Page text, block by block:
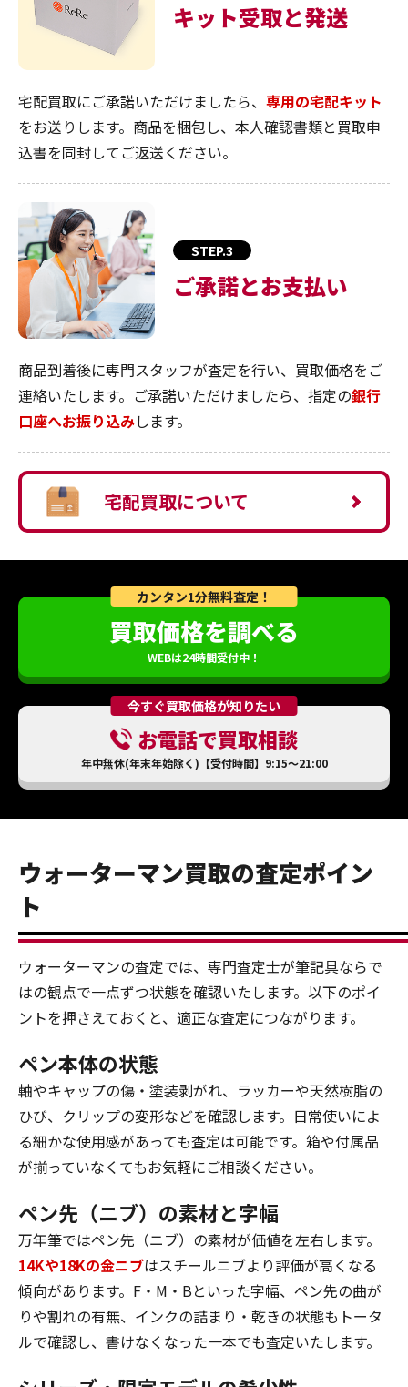
キット受取と発送
宅配買取にご承諾いただけましたら、 専用の宅配キット
をお送りします。商品を梱包し、本人確認書類と買取申
込書を同封してご返送ください。
STEP.3
ご承諾とお支払い
商品到着後に専門スタッフが査定を行い、買取価格をご
連絡いたします。ご承諾いただけましたら、指定の銀行
口座へお振り込みします。
宅配買取について
カンタン1分無料査定！
買取価格を調べる
WEBは24時間受付中！
今すぐ買取価格が知りたい
お電話で買取相談
年中無休(年末年始除く)【受付時間】9:15～21:00
ウォーターマン買取の査定ポイン
ト
ウォーターマンの査定では、専門査定士が筆記具ならで
はの観点で一点ずつ状態を確認いたします。以下のポイ
ントを押さえておくと、適正な査定につながります。
ペン本体の状態
軸やキャップの傷・塗装剥がれ、ラッカーや天然樹脂の
ひび、クリップの変形などを確認します。日常使いによ
る細かな使用感があっても査定は可能です。箱や付属品
が揃っていなくてもお気軽にご相談ください。
ペン先（ニブ）の素材と字幅
万年筆ではペン先（ニブ）の素材が価値を左右します。
14Kや18Kの金ニブはスチールニブより評価が高くなる
傾向があります。F・M・Bといった字幅、ペン先の曲が
りや割れの有無、インクの詰まり・乾きの状態もトータ
ルで確認し、書けなくなった一本でも査定いたします。